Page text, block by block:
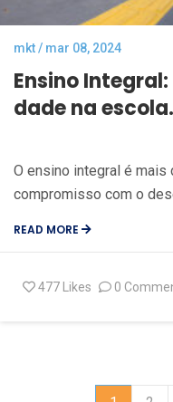
mkt / mar 08, 2024
Ensino
dade na escola.
O ensino integral é mais
compromisso com o
READ MORE
477 Likes 0